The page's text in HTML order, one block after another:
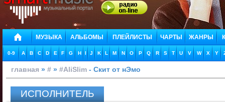
МУЗЫКА АЛЬБОМЫ ПЛЕЙЛИСТЫ ЧАРТЫ ЖАНРЫ
0-9 A B C D E F G H I J K L M N O P Q R S T U V W X Y
главная » # » #AliSlim - Скит от нЭмо
ИСПОЛНИТЕЛЬ